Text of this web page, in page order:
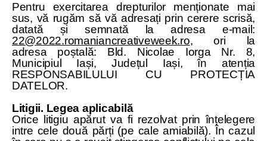
Pentru exercitarea drepturilor menționate mai
sus, vă rugăm să vă adresați prin cerere scrisă,
datată și semnată la adresa e-mail:
22@2022.romaniancreativeweek.ro, ori la
adresa poștală: Bld. Nicolae Iorga Nr. 8,
Municipiul Iași, Județul Iași, în atenția
RESPONSABILULUI CU PROTECȚIA
DATELOR.
Litigii. Legea aplicabilă
Orice litigiu apărut va fi rezolvat prin înțelegere
intre cele două părți (pe cale amiabilă). În cazul